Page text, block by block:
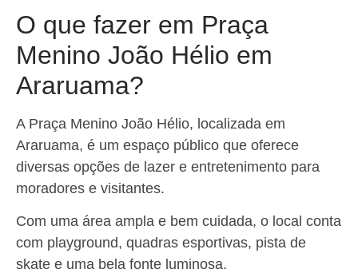
O que fazer em Praça
Menino João Hélio em
Araruama?
A Praça Menino João Hélio, localizada em
Araruama, é um espaço público que oferece
diversas opções de lazer e entretenimento para
moradores e visitantes.
Com uma área ampla e bem cuidada, o local conta
com playground, quadras esportivas, pista de
skate e uma bela fonte luminosa.